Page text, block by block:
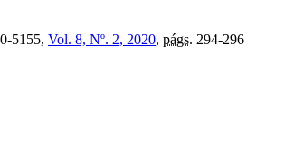
5155, Vol. 8, Nº. 2, 2020, págs. 294-296